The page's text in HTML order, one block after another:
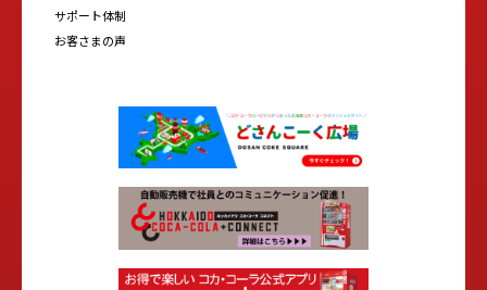
サポート体制
お客さまの声